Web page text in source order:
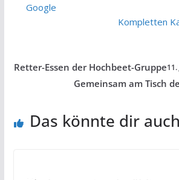
Google
Kompletten
Retter-Essen der Hochbeet-Gruppe
Gemeinsam am Tisch
Das könnte dir